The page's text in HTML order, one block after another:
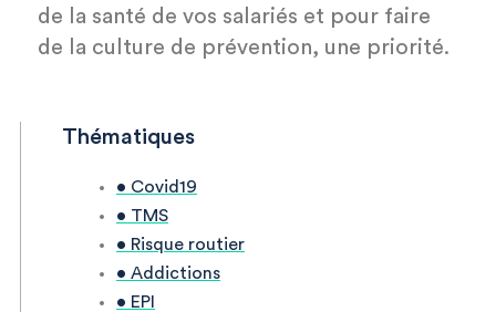
de la santé de vos salariés et pour faire
de la culture de prévention, une priorité.
Thématiques
• Covid19
• TMS
• Risque routier
• Addictions
• EPI